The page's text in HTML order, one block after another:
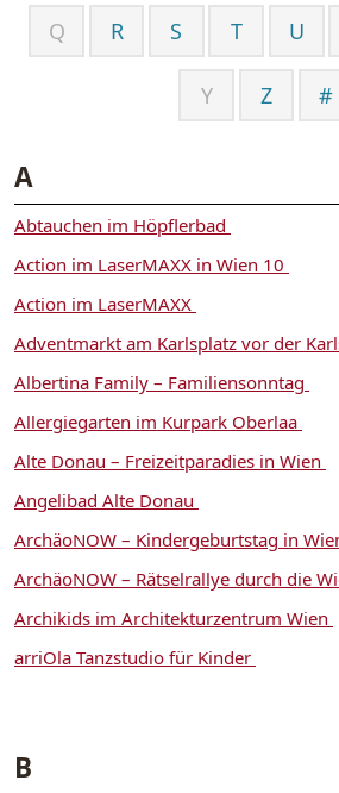
Q R S T U
Y Z #
A
Abtauchen im Höpflerbad
Action im LaserMAXX in Wien 10
Action im LaserMAXX
Adventmarkt am Karlsplatz vor der
Albertina Family – Familiensonntag
Allergiegarten im Kurpark Oberlaa
Alte Donau – Freizeitparadies in Wien
Angelibad Alte Donau
ArchäoNOW – Kindergeburtstag in
ArchäoNOW – Rätselrallye durch die
Archikids im Architekturzentrum Wien
arriOla Tanzstudio für Kinder
B